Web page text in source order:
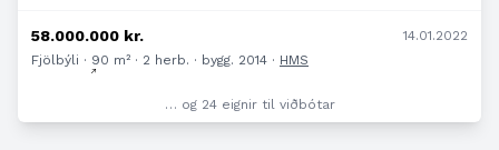
58.000.000 kr.
14.01.2022
Fjölbýli · 90 m² · 2 herb. · bygg. 2014 · HMS
… og 24 eignir til viðbótar